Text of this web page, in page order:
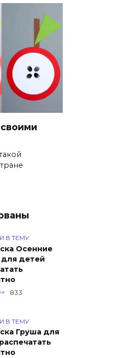
В ТЕМУ
Осенние
для детей
833
В ТЕМУ
Груша для